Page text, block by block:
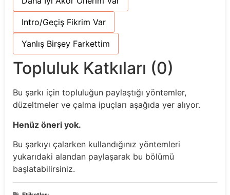
Intro/Geçiş Fikrim Var
Yanlış Birşey Farkettim
Topluluk Katkıları (0)
Bu şarkı için topluluğun paylaştığı yöntemler,
düzeltmeler ve çalma ipuçları aşağıda yer alıyor.
Henüz öneri yok.
Bu şarkıyı çalarken kullandığınız yöntemleri
yukarıdaki alandan paylaşarak bu bölümü
başlatabilirsiniz.